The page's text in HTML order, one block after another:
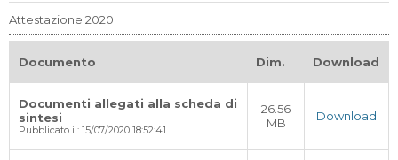
Attestazione 2020
Documento Dim. Download
Documenti allegati alla scheda di
sintesi
Pubblicato il: 15/07/2020 18:52:41
26.56
MB
Download